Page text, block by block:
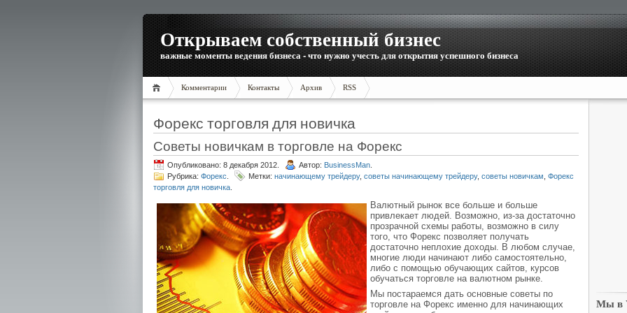
Открываем собственный бизнес
важные моменты ведения бизнеса - что нужно учесть для открытия успешного бизнеса
Комментарии Контакты Архив RSS
Форекс торговля для новичка
Советы новичкам в торговле на Форекс
Опубликовано: 8 декабря 2012. Автор: BusinessMan
Рубрика: Форекс Метки: начинающему трейдеру, советы начинающему трейдеру, советы новичкам Форекс
торговля для новичка
Валютный рынок все больше и больше
привлекает людей. Возможно, из-за достаточно
прозрачной схемы работы, возможно в силу
того, что Форекс позволяет получать
достаточно неплохие доходы. В любом случае,
многие люди начинают либо самостоятельно,
либо с помощью обучающих сайтов, курсов
обучаться торговле на валютном рынке.
Мы постараемся дать основные советы по
торговле на Форекс именно для начинающих
Мы в